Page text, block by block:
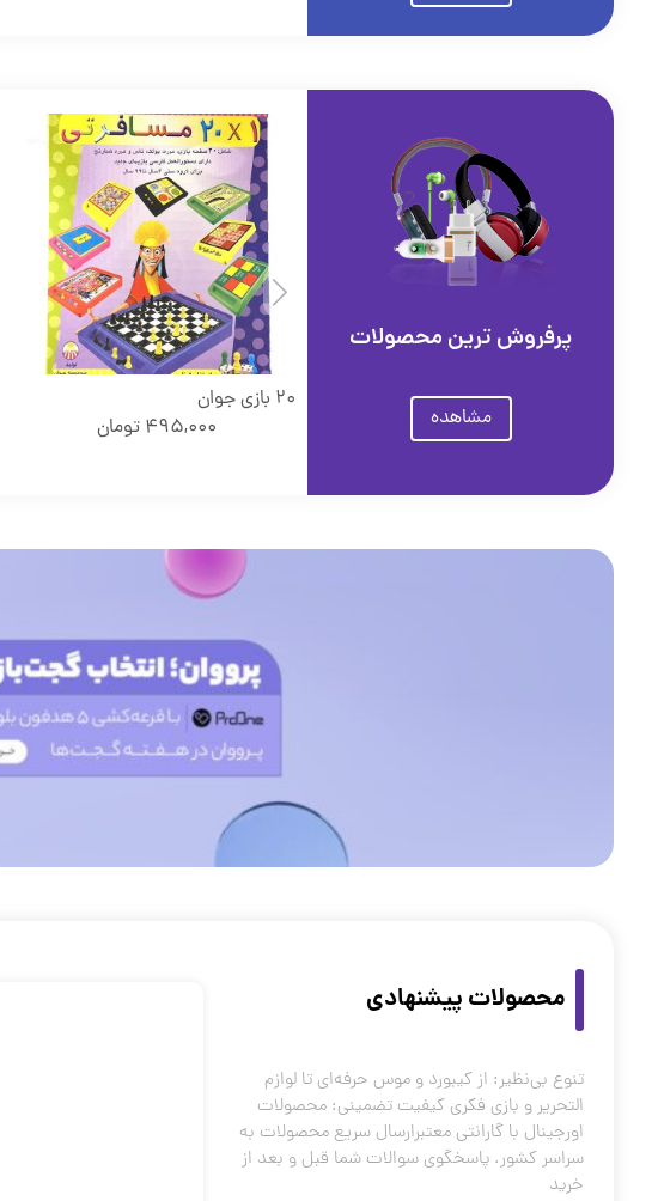
پرفروش ترین محصولات
مشاهده
۲۰ بازی جوان
495,000 تومان
محصولات پیشنهادی
تنوع بی‌نظیر: از کیبورد و موس حرفه‌ای تا لوازم
التحریر و بازی فکری کیفیت تضمینی: محصولات
اورجینال با گارانتی معتبرارسال سریع محصولات به
سراسر کشور. پاسخگوی سوالات شما قبل و بعد از
خرید